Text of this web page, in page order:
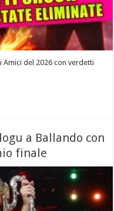
Amici del 2026 con verdetti
a Ballando con
finale